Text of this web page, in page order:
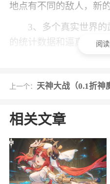
地点有不同的敌人，新
3、多个真实世界
的统计数据和逼真的视
精彩激烈的交战画面场景
3D场景地图呈现
小编评价
阅
上一个： 天神大战（0.1折神魔大战
相关文章